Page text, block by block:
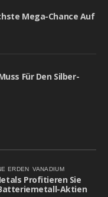
Mega-Chance Auf
Für Den Silber-
ERDEN VANADIUM
Profitieren Sie
Aktien